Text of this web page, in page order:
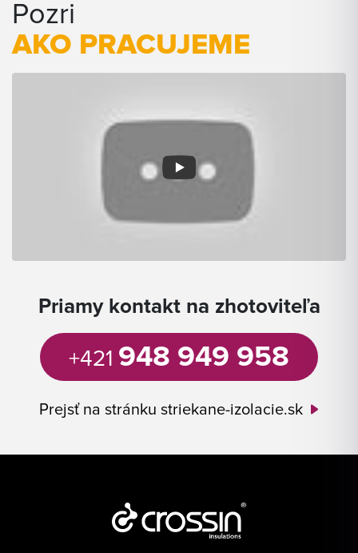
Pozri
AKO PRACUJEME
Priamy kontakt na zhotoviteľa
+421 948 949 958
Prejsť na stránku striekane-izolacie.sk